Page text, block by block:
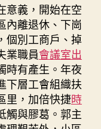
意義，開始在空
內離退休、下崗
個別工商戶、掉
業職員會議室出
時有產生。年夜
下層工會組織扶
里，加倍快捷時
觸與膠葛。郭主